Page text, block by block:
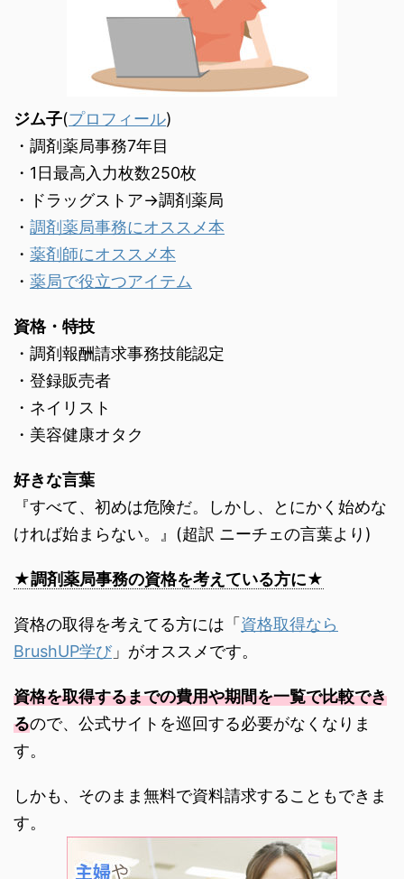
ジム子(プロフィール)
・調剤薬局事務7年目
・1日最高入力枚数250枚
・ドラッグストア→調剤薬局
・ 調剤薬局事務にオススメ本
・ 薬剤師にオススメ本
・ 薬局で役立つアイテム
資格・特技
・調剤報酬請求事務技能認定
・登録販売者
・ネイリスト
・美容健康オタク
好きな言葉
『すべて、初めは危険だ。しかし、とにかく始めな
ければ始まらない。』(超訳 ニーチェの言葉より)
★調剤薬局事務の資格を考えている方に★
資格の取得を考えてる方には「 資格取得なら
BrushUP学び」がオススメです。
資格を取得するまでの費用や期間を一覧で比較でき
るので、公式サイトを巡回する必要がなくなりま
す。
しかも、そのまま無料で資料請求することもできま
す。